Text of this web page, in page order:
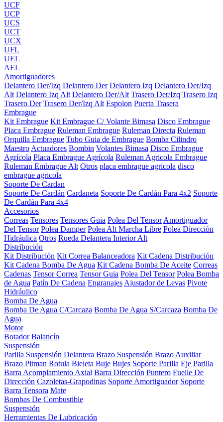
UCF
UCP
UCS
UCT
UCX
UFL
UEL
AEL
Amortiguadores
Delantero Der/Izq Delantero Der Delantero Izq Delantero Der/Izq
Alt Delantero Izq Alt Delantero Der/Alt Trasero Der/Izq Trasero Izq
Trasero Der Trasero Der/Izq Alt Espolon Puerta Trasera
Embrague
Kit Embrague Kit Embrague C/ Volante Bimasa Disco Embrague
Placa Embrague Ruleman Embrague Ruleman Directa Ruleman
Orquilla Embrague Tubo Guia de Embrague Bomba Cilindro
Maestro Actuadores Bombin Volantes Bimasa Disco Embrague
Agrícola Placa Embrague Agrícola Ruleman Agricola Embrague
Ruleman Embrague Alt Otros placa embrague agricola disco
embrague agricola
Soporte De Cardan
Soporte De Cardán Cardaneta Soporte De Cardán Para 4x2 Soporte
De Cardán Para 4x4
Accesorios
Correas Tensores Tensores Guia Polea Del Tensor Amortiguador
Del Tensor Polea Damper Polea Alt Marcha Libre Polea Dirección
Hidráulica Otros Rueda Delantera Interior Alt
Distribución
Kit Distribución Kit Correa Balanceadora Kit Cadena Distribución
Kit Cadena Bomba De Agua Kit Cadena Bomba De Aceite Correas
Cadenas Tensor Correa Tensor Guia Polea Del Tensor Polea Bomba
de Agua Patín De Cadena Engranajes Ajustador de Levas Pivote
Hidráulico
Bomba De Agua
Bomba De Agua C/Carcaza Bomba De Agua S/Carcaza Bomba De
Agua
Motor
Botador Balancín
Suspensión
Parilla Suspensión Delantera Brazo Suspensión Brazo Auxiliar
Brazo Pitman Rotula Bieleta Buje Bujes Soporte Parilla Eje Parilla
Barra Acomplamiento Axial Barra Dirección Puntero Fuelle De
Dirección Cazoletas-Grapodinas Soporte Amortiguador Soporte
Barra Tensora Mate
Bombas De Combustible
Suspensión
Herramientas De Lubricación